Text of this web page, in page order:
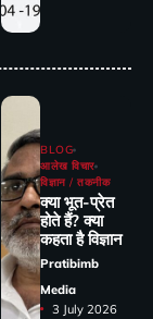
BLOG
आलेख विचार
विज्ञान / तकनीक
क्या भूत-प्रेत
होते हैं? क्या
कहता है विज्ञान
Pratibimb
Media
3 July 2026